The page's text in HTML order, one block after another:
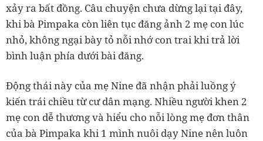
xảy ra bất đồng. Câu chuyện chưa dừng lại tại đây,
khi bà Pimpaka còn liên tục đăng ảnh 2 mẹ con lúc
nhỏ,không ngại bày tỏ nỗi nhớ con trai khi trả lời
bình luận phía dưới bài đăng.
Động thái này của mẹ Nine đã nhận phải luồng ý
kiến trái chiều từ cư dân mạng. Nhiều người khen 2
mẹ con dễ thương và hiểu cho nỗi lòng mẹ đơn thân
của bà Pimpaka khi 1 mình nuôi dạy Nine nên luôn